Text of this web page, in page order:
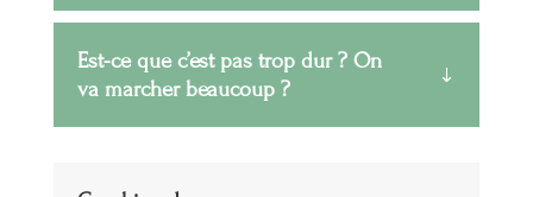
Est-ce que c’est pas trop dur ? On
va marcher beaucoup ?